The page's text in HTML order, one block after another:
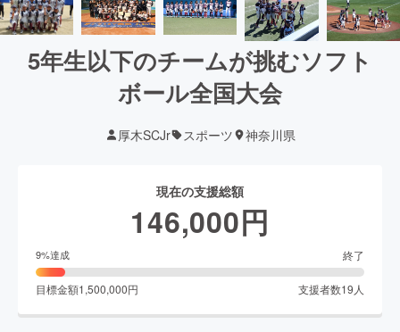
5年生以下のチームが挑むソフト
ボール全国大会
厚木SCJr スポーツ 神奈川県
現在の支援総額
146,000円
9%達成 終了
目標金額1,500,000円 支援者数19 人